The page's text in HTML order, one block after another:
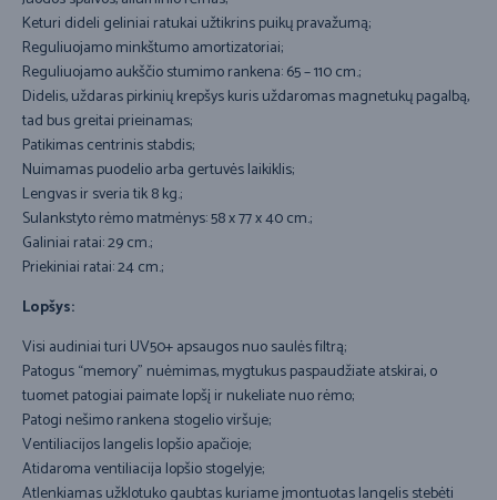
Keturi dideli geliniai ratukai užtikrins puikų pravažumą;
Reguliuojamo minkštumo amortizatoriai;
Reguliuojamo aukščio stumimo rankena: 65 – 110 cm.;
Didelis, uždaras pirkinių krepšys kuris uždaromas magnetukų pagalbą,
tad bus greitai prieinamas;
Patikimas centrinis stabdis;
Nuimamas puodelio arba gertuvės laikiklis;
Lengvas ir sveria tik 8 kg.;
Sulankstyto rėmo matmėnys: 58 x 77 x 40 cm.;
Galiniai ratai: 29 cm.;
Priekiniai ratai: 24 cm.;
Lopšys:
Visi audiniai turi UV50+ apsaugos nuo saulės filtrą;
Patogus “memory” nuėmimas, mygtukus paspaudžiate atskirai, o
tuomet patogiai paimate lopšį ir nukeliate nuo rėmo;
Patogi nešimo rankena stogelio viršuje;
Ventiliacijos langelis lopšio apačioje;
Atidaroma ventiliacija lopšio stogelyje;
Atlenkiamas užklotuko gaubtas kuriame įmontuotas langelis stebėti